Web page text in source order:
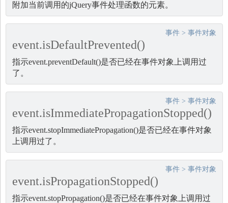
附加当前调用的jQuery事件处理函数的元素。
事件 > 事件对象
event.isDefaultPrevented()
指示event.preventDefault()是否已经在事件对象上调用过
了。
事件 > 事件对象
event.isImmediatePropagationStopped()
指示event.stopImmediatePropagation()是否已经在事件对象
上调用过了。
事件 > 事件对象
event.isPropagationStopped()
指示event.stopPropagation()是否已经在事件对象上调用过